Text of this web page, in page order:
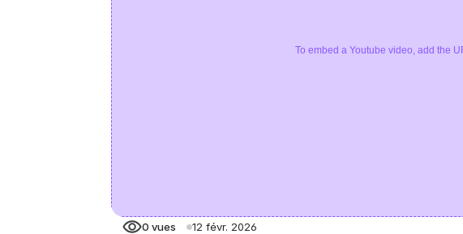
To embed a Youtube video, add the
0 vues 12 févr. 2026